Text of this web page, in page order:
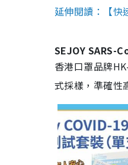
延伸閱讀：【快
SEJOY SARS-
香港口罩品牌
式採樣，準確性